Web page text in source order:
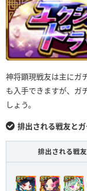
神将顕現戦友は主にガ
も入手できますが、ガ
しょう。
排出される戦友と
排出される戦友